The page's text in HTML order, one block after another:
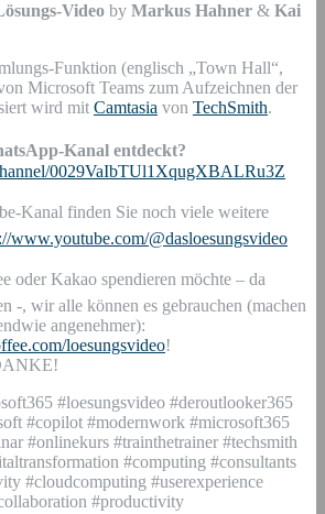
Video by Markus Hahner & Kai
Funktion (englisch „Town Hall“,
Microsoft Teams zum Aufzeichnen der
wird mit Camtasia von TechSmith.
Kanal entdeckt?
0029VaIbTUl1XqugXBALRu3Z
Kanal finden Sie noch viele weitere
www.youtube.com/@dasloesungsvideo
oder Kakao spendieren möchte – da
-, wir alle können es gebrauchen (machen
angenehmer):
loesungsvideo!
#loesungsvideo #deroutlooker365
#copilot #modernwork #microsoft365
#onlinekurs #trainthetrainer #techsmith
#computing #consultants
#cloudcomputing #userexperience
#productivity